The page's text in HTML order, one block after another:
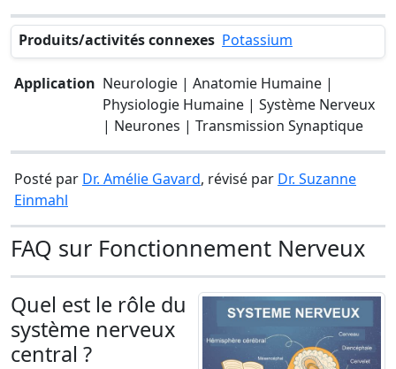
Produits/activités connexes Potassium
Application Neurologie | Anatomie Humaine |
Physiologie Humaine | Système Nerveux
| Neurones | Transmission Synaptique
Posté par Dr. Amélie Gavard, révisé par Dr. Suzanne
Einmahl
FAQ sur Fonctionnement Nerveux
Quel est le rôle du
système nerveux
central ?